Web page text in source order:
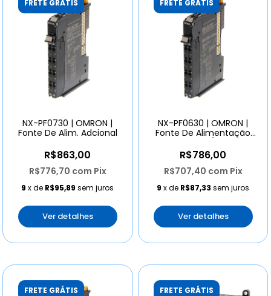
FRETE GRÁTIS
NX-PF0730 | OMRON |
Fonte De Alim. Adcional
R$863,00
R$776,70 com Pix
9 x de R$95,89 sem juros
Ver detalhes
FRETE GRÁTIS
NX-PF0630 | OMRON |
Fonte De Alimentação
R$786,00
R$707,40 com Pix
9 x de R$87,33 sem juros
Ver detalhes
FRETE GRÁTIS FRETE GRÁTIS